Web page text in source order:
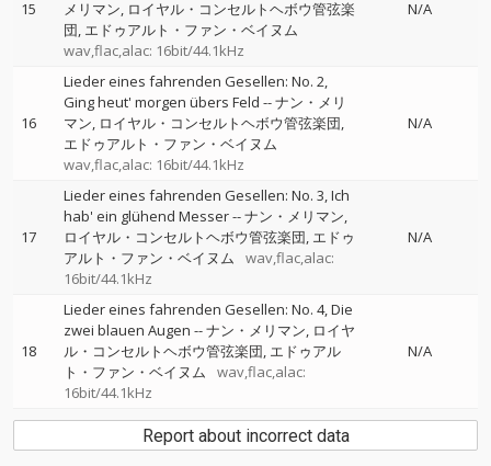
15 メリマン ロイヤル・コンセルトヘボウ管弦楽
団 エドゥアルト・ファン・ベイヌム
wav,flac,alac: 16bit/44.1kHz
N/A
16
Lieder eines fahrenden Gesellen: No. 2,
Ging heut' morgen übers Feld --ナン・メリ
マン ロイヤル・コンセルトヘボウ管弦楽団
エドゥアルト・ファン・ベイヌム
wav,flac,alac: 16bit/44.1kHz
N/A
17
Lieder eines fahrenden Gesellen: No. 3, Ich
hab' ein glühend Messer--ナン・メリマン
ロイヤル・コンセルトヘボウ管弦楽団 エドゥ
アルト・ファン・ベイヌム
wav,flac,alac:
16bit/44.1kHz
N/A
18
Lieder eines fahrenden Gesellen: No. 4, Die
zwei blauen Augen --ナン・メリマン ロイヤ
ル・コンセルトヘボウ管弦楽団 エドゥアル
ト・ファン・ベイヌム
wav,flac,alac:
16bit/44.1kHz
N/A
Report about incorrect data